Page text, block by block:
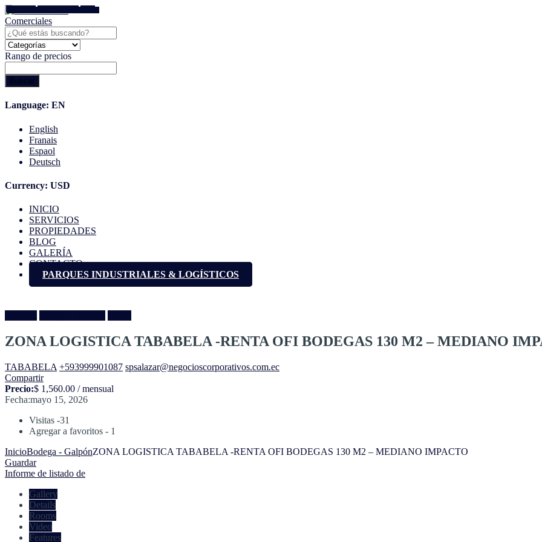
Rango de precios
Buscar
Language: EN
English
Franais
Espaol
Deutsch
Currency: USD
INICIO
SERVICIOS
PROPIEDADES
BLOG
GALERÍA
CONTACTO
PARQUES INDUSTRIALES & LOGÍSTICOS
ZONA LOGISTICA TABABELA -RENTA OFI BODEGAS 130 M2 – MEDIANO
TABABELA +593999901087 spsalazar@negocioscorporativos.com.ec
Compartir
Precio:$ 1,560.00 / mensual
Fecha:mayo 15, 2026
Visitas -31
Agregar a favoritos - 1
InicioBodega - GalpónZONA LOGISTICA TABABELA -RENTA OFI BODEGAS 130 M2 – MEDIANO IMPACTO
Guardar
Informe de listado de
Gallery
Details
Rooms
Video
Features